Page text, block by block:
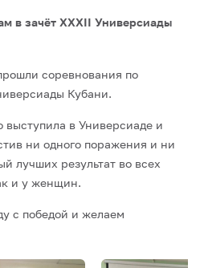
в зачёт XXXII Универсиады
соревнования по
Кубани.
в Универсиаде и
ни одного поражения и ни
лучших результат во всех
и у женщин.
с победой и желаем